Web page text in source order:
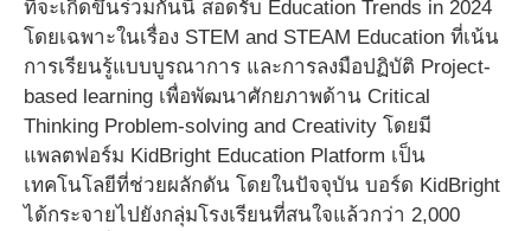
ที่จะเกิดขึ้นร่วมกันนี้ สอดรับ Education Trends in 2024
โดยเฉพาะในเรื่อง STEM and STEAM Education ที่เน้น
การเรียนรู้แบบบูรณาการ และการลงมือปฏิบัติ Project-
based learning เพื่อพัฒนาศักยภาพด้าน Critical
Thinking Problem-solving and Creativity โดยมี
แพลตฟอร์ม KidBright Education Platform เป็น
เทคโนโลยีที่ช่วยผลักดัน โดยในปัจจุบัน บอร์ด KidBright
ได้กระจายไปยังกลุ่มโรงเรียนที่สนใจแล้วกว่า 2,000